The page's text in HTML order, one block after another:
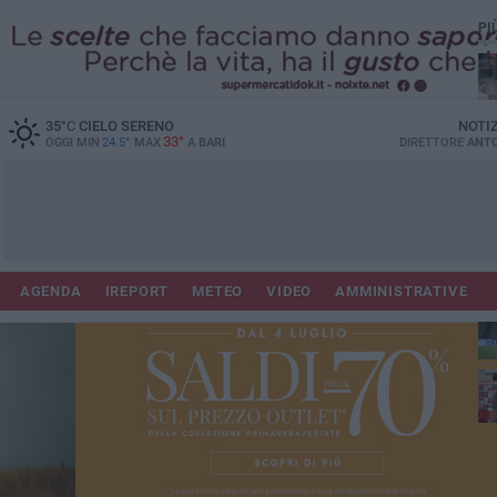
35°CCIELO SERENO
OGGI MIN 24.5° MAX 33° A BARI DIRETTORE
AGENDA IREPORT METEO VIDEO AMMINISTRATIVE